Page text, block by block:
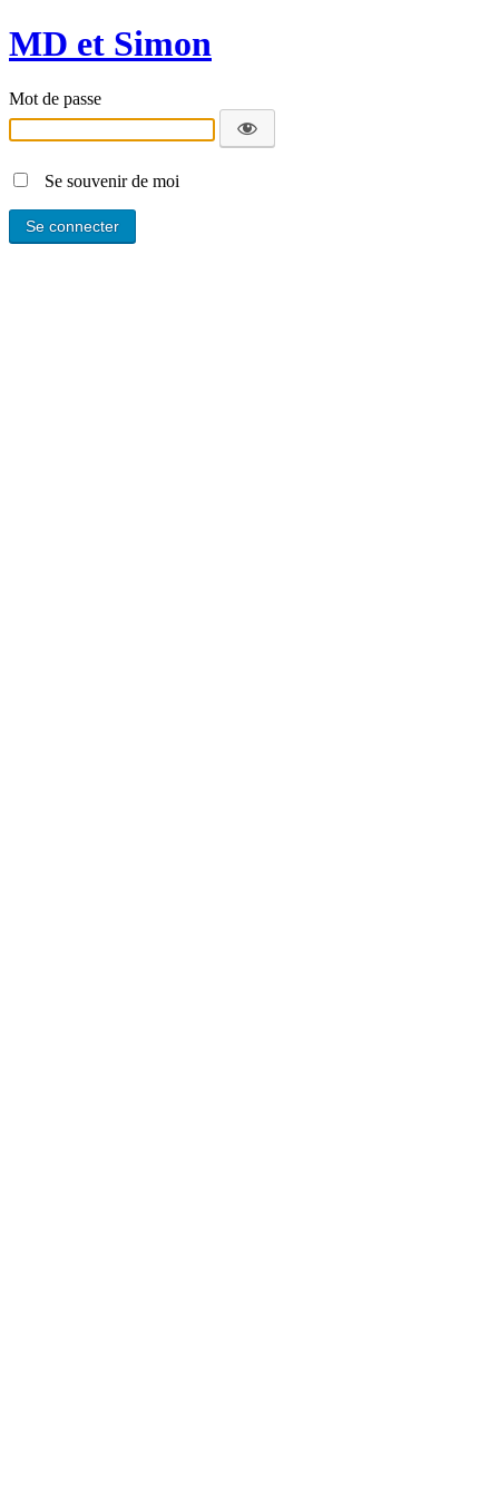
MD et Simon
Mot de passe
Se souvenir de moi